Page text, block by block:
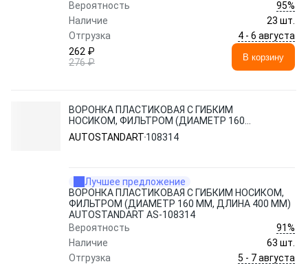
Вероятность
95%
Наличие
23 шт.
Отгрузка
4 - 6 августа
262 ₽
276 ₽
В корзину
ВОРОНКА ПЛАСТИКОВАЯ С ГИБКИМ
НОСИКОМ, ФИЛЬТРОМ (ДИАМЕТР 160
ММ, ДЛИНА 400 ММ) AUTOSTANDART AS-
108314
AUTOSTANDART 108314
Лучшее предложение
ВОРОНКА ПЛАСТИКОВАЯ С ГИБКИМ НОСИКОМ,
ФИЛЬТРОМ (ДИАМЕТР 160 ММ, ДЛИНА 400 ММ)
AUTOSTANDART AS-108314
Вероятность
91%
Наличие
63 шт.
Отгрузка
5 - 7 августа